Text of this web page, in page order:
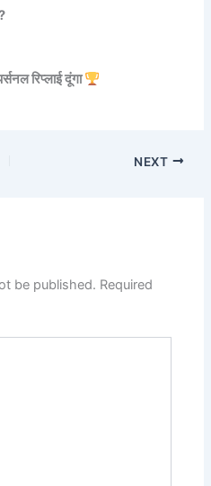
रिप्लाई दूंगा
NEXT
be published. Required